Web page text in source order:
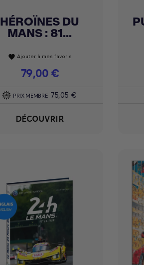
Achat express
HÉROÏNES DU
MANS : 81...
favorite Ajouter à mes favoris
Prix
79,00 €
PRIX MEMBRE 75,05 €
DÉCOUVRIR